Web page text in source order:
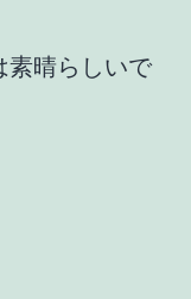
素晴らしいで